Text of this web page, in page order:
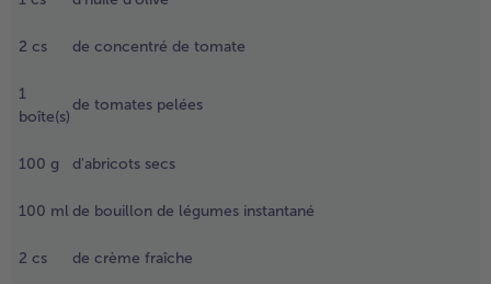
- 5 € à l’achat de 7 menus au choix
2 cs de concentré de tomate
1
boîte(s)
de tomates pelées
100 g d'abricots secs
100 ml de bouillon de légumes instantané
2 cs de crème fraîche
dés
une
poêle
ce
Ajouter